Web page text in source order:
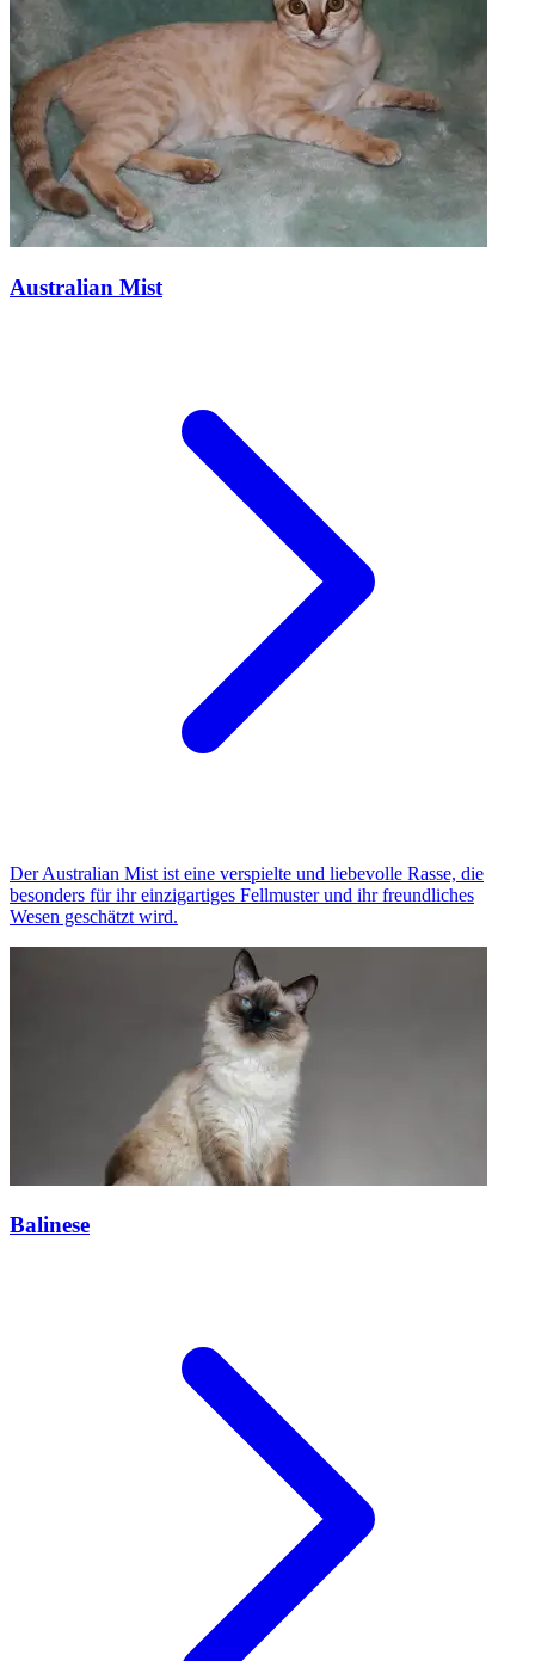
Australian Mist
Der Australian Mist ist eine verspielte und liebevolle Rasse, die
besonders für ihr einzigartiges Fellmuster und ihr freundliches
Wesen geschätzt wird.
Balinese